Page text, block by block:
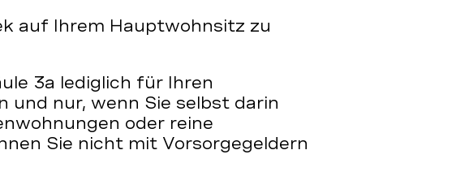
auf Ihrem Hauptwohnsitz zu
3a lediglich für Ihren
und nur, wenn Sie selbst darin
oder reine
Sie nicht mit Vorsorgegeldern